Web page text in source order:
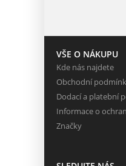
VŠE O NÁKUPU
Kde nás najdete
Obchodní
Dodací a platební
Informace o
Značky